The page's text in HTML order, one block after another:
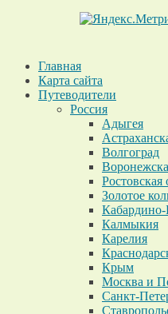
Главная
Карта сайта
Путеводители
Россия
Адыгея
Волгоград
Ростовская
Золотое
Кабардино-
Калмыкия
Карелия
Крым
Москва и
Санкт-